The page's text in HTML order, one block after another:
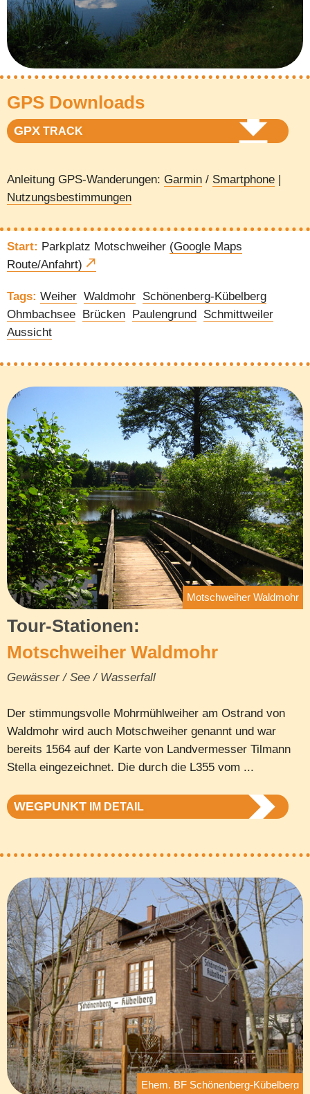
GPS Downloads
GPX TRACK
Anleitung GPS-Wanderungen: Garmin / Smartphone
Nutzungsbestimmungen
Start: Parkplatz Motschweiher (Google Maps
Route/Anfahrt)
Tags: Weiher Waldmohr Schönenberg-Kübelberg
Ohmbachsee
Brücken Paulengrund
Schmittweiler
Aussicht
Motschweiher Waldmohr
Tour-Stationen:
Motschweiher Waldmohr
Gewässer / See / Wasserfall
Der stimmungsvolle Mohrmühlweiher am Ostrand von
Waldmohr wird auch Motschweiher genannt und war
bereits 1564 auf der Karte von Landvermesser Tilmann
Stella eingezeichnet. Die durch die L355 vom ...
WEGPUNKT IM DETAIL
Ehem. BF Schönenberg-Kübelberg